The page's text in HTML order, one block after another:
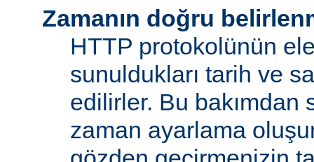
Zamanın doğru
HTTP protokolünün
sunuldukları tarih ve
edilirler. Bu bakımdan
zaman ayarlama